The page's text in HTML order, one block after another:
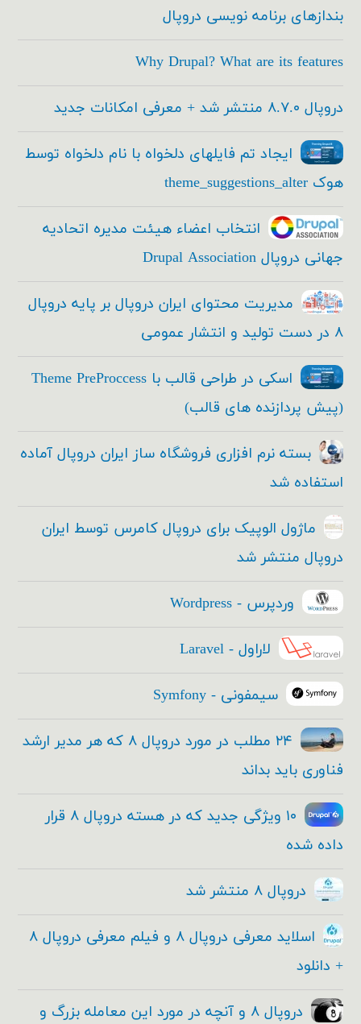
بندازهای برنامه نویسی دروپال
Why Drupal? What are its features
دروپال ۸.۷.۰ منتشر شد + معرفی امکانات جدید
ایجاد تم فایلهای دلخواه با نام دلخواه توسط
هوک theme_suggestions_alter
انتخاب اعضاء هیئت مدیره اتحادیه
جهانی دروپال Drupal Association
مدیریت محتوای ایران دروپال بر پایه دروپال
۸ در دست تولید و انتشار عمومی
اسکی در طراحی قالب با Theme PreProccess
(پیش پردازنده های قالب)
بسته نرم افزاری فروشگاه ساز ایران دروپال آماده
استفاده شد
ماژول الوپیک برای دروپال کامرس توسط ایران
دروپال منتشر شد
وردپرس - Wordpress
لاراول - Laravel
سیمفونی - Symfony
۲۴ مطلب در مورد دروپال ۸ که هر مدیر ارشد
فناوری باید بداند
۱۰ ویژگی جدید که در هسته دروپال ۸ قرار
داده شده
دروپال ۸ منتشر شد
اسلاید معرفی دروپال ۸ و فیلم معرفی دروپال ۸
+ دانلود
دروپال ۸ و آنچه در مورد این معامله بزرگ و